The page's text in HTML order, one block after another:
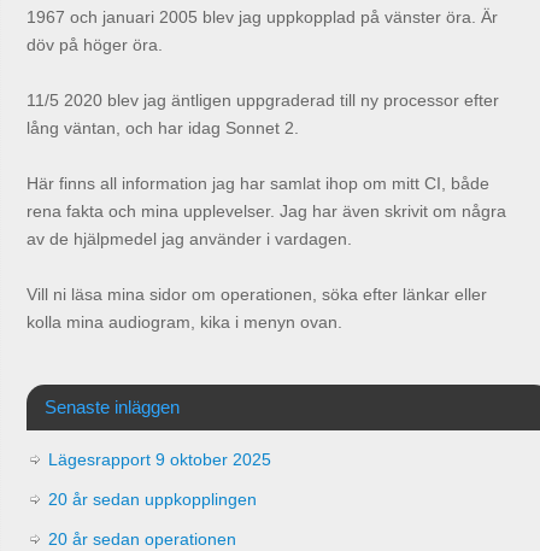
1967 och januari 2005 blev jag uppkopplad på vänster öra. Är
döv på höger öra.
11/5 2020 blev jag äntligen uppgraderad till ny processor efter
lång väntan, och har idag Sonnet 2.
Här finns all information jag har samlat ihop om mitt CI, både
rena fakta och mina upplevelser. Jag har även skrivit om några
av de hjälpmedel jag använder i vardagen.
Vill ni läsa mina sidor om operationen, söka efter länkar eller
kolla mina audiogram, kika i menyn ovan.
Senaste inläggen
Lägesrapport 9 oktober 2025
20 år sedan uppkopplingen
20 år sedan operationen